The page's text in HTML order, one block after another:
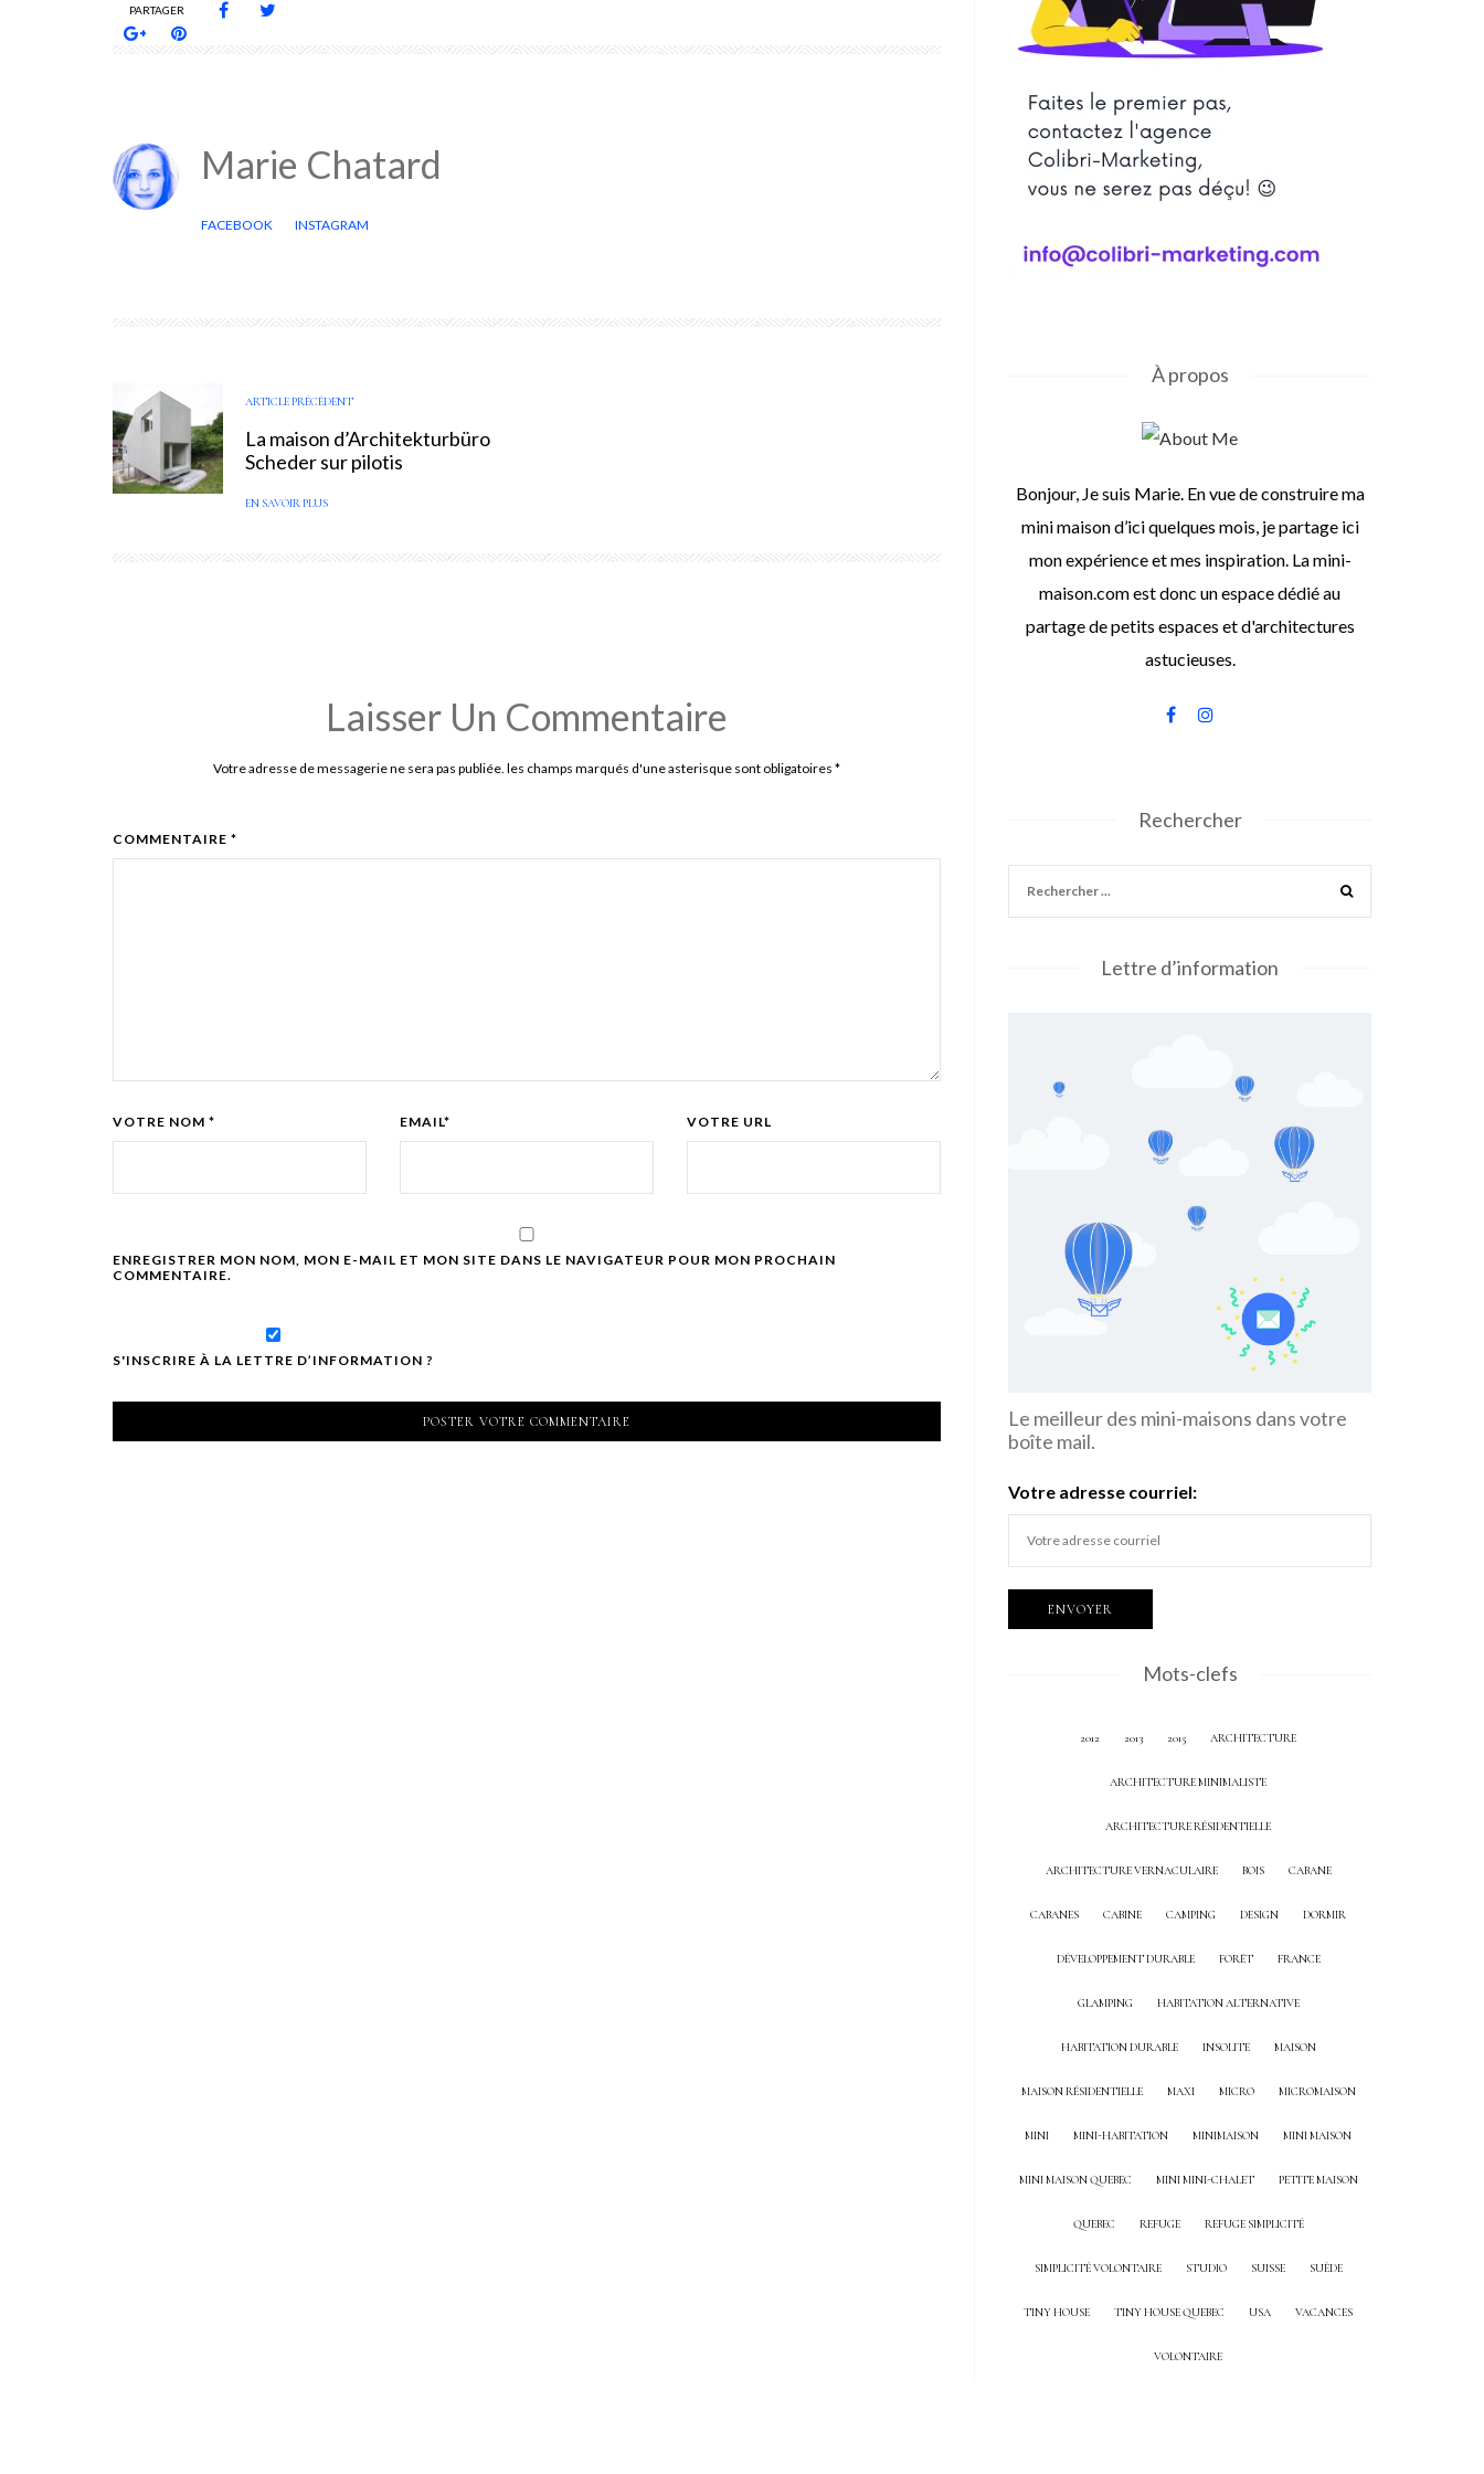
PARTAGER
Marie Chatard
FACEBOOK INSTAGRAM
ARTICLE PRÉCÉDENT
La maison d’Architekturbüro
Scheder sur pilotis
EN SAVOIR PLUS
Laisser Un Commentaire
Votre adresse de messagerie ne sera pas publiée. les champs marqués d'une asterisque sont obligatoires *
COMMENTAIRE *
VOTRE NOM * EMAIL* VOTRE URL
ENREGISTRER MON NOM, MON E-MAIL ET MON SITE DANS LE NAVIGATEUR POUR MON PROCHAIN
COMMENTAIRE.
S'INSCRIRE À LA LETTRE D’INFORMATION ?
À propos
Bonjour, Je suis Marie. En vue de construire ma
mini maison d’ici quelques mois, je partage ici
mon expérience et mes inspiration. La mini-
maison.com est donc un espace dédié au
partage de petits espaces et d'architectures
astucieuses.
Rechercher
Lettre d’information
Le meilleur des mini-maisons dans votre
boîte mail.
Votre adresse courriel:
Mots-clefs
2012 2013 2015 ARCHITECTURE
ARCHITECTURE MINIMALISTE
ARCHITECTURE RÉSIDENTIELLE
ARCHITECTURE VERNACULAIRE BOIS CABANE
CABANES CABINE CAMPING DESIGN DORMIR
DÉVELOPPEMENT DURABLE FORÊT FRANCE
GLAMPING HABITATION ALTERNATIVE
HABITATION DURABLE INSOLITE MAISON
MAISON RÉSIDENTIELLE MAXI MICRO MICROMAISON
MINI MINI-HABITATION MINIMAISON MINI MAISON
MINI MAISON QUEBEC MINI MINI-CHALET PETITE MAISON
QUEBEC REFUGE REFUGE SIMPLICITÉ
SIMPLICITÉ VOLONTAIRE STUDIO SUISSE SUÈDE
TINY HOUSE TINY HOUSE QUEBEC USA VACANCES
VOLONTAIRE